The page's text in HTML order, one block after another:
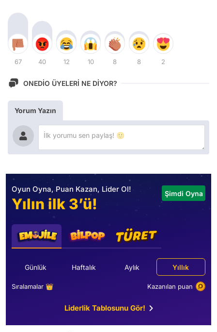
67 40 12 10 8 8 2
ONEDİO ÜYELERİ NE DİYOR?
Yorum Yazın
Oyun Oyna, Puan Kazan, Lider Ol!
Yılın ilk 3’ü!
Şimdi Oyna
Günlük Haftalık Aylık Yıllık
Sıralamalar 👑 Kazanılan puan
Liderlik Tablosunu Gör!